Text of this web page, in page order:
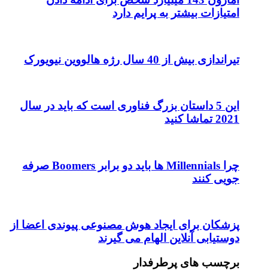
امتیازات بیشتر به پرایم دارد
تیراندازی بیش از 40 سال رژه هالووین نیویورک
این 5 داستان بزرگ فناوری است که باید در سال
چرا Millennials ها باید دو برابر Boomers صرفه
جویی کنند
پزشکان برای ایجاد هوش مصنوعی پیوندی اعضا از
دوستیابی آنلاین الهام می گیرند
برچسب های پرطرفدار